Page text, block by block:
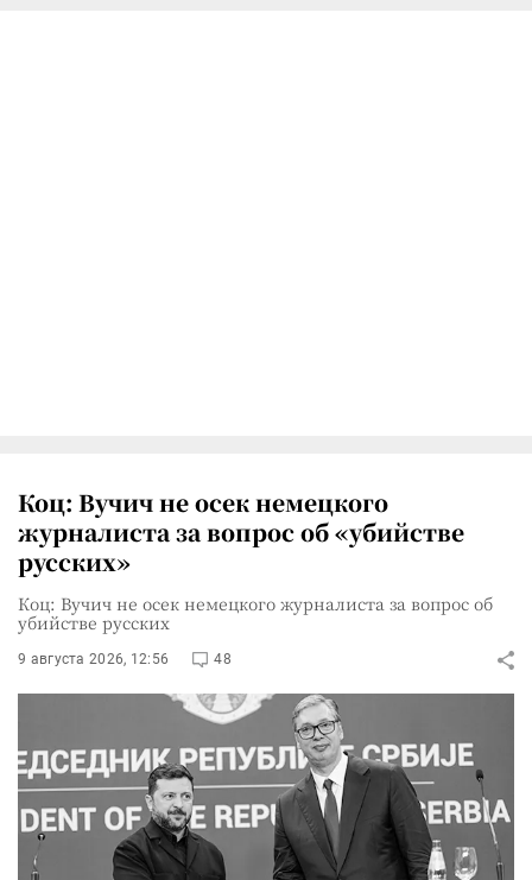
Коц: Вучич не осек немецкого
журналиста за вопрос об «убийстве
русских»
Коц: Вучич не осек немецкого журналиста за вопрос об
убийстве русских
9 августа 2026, 12:56 48